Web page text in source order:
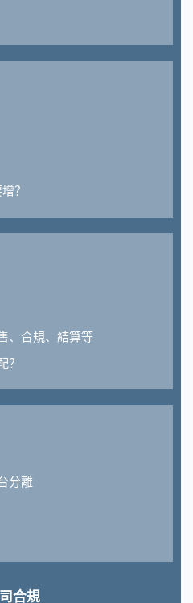
？
、合規、結算等
？
分離
合規